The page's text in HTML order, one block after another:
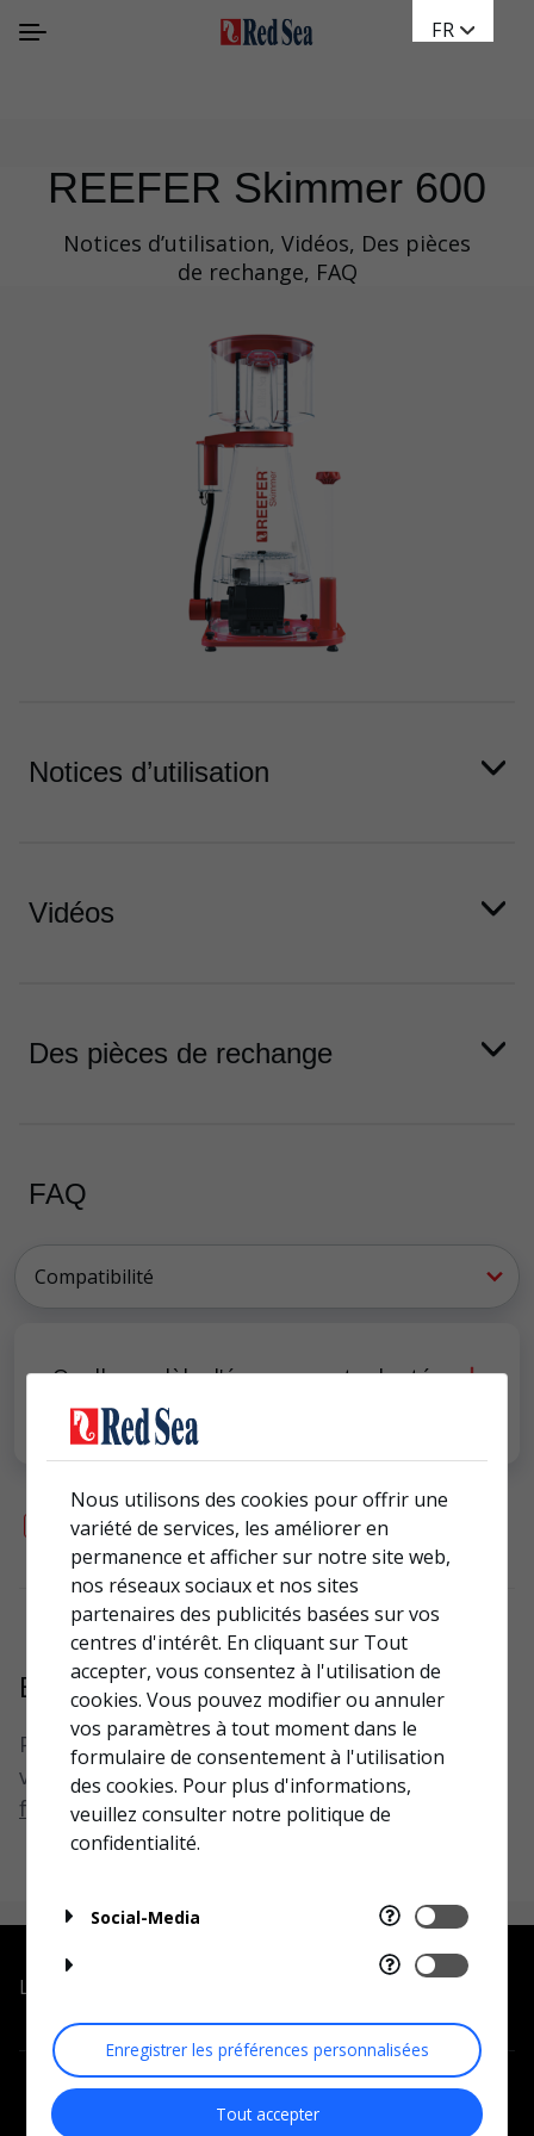
FR
REEFER Skimmer 600
Notices d’utilisation, Vidéos, Des pièces
de rechange, FAQ
Notices d’utilisation
Vidéos
Des pièces de rechange
FAQ
Quelle modèle d'écumeur est adapté
à mon aquarium Red Sea ?
Page produit>
Encore besoin d'aide ?
Pour plus d’assistance sur les produits,
veuillez nous envoyer votre question via notre
formulaire de support technique
Liens rapides
Centre d’Assistance et de Ressources
Centre d’AssistanceCentre d’Assistance et de Ressources
Nous utilisons des cookies pour offrir une
variété de services, les améliorer en
permanence et afficher sur notre site web,
nos réseaux sociaux et nos sites
partenaires des publicités basées sur vos
centres d'intérêt. En cliquant sur Tout
accepter, vous consentez à l'utilisation de
cookies. Vous pouvez modifier ou annuler
vos paramètres à tout moment dans le
formulaire de consentement à l'utilisation
des cookies. Pour plus d'informations,
veuillez consulter notre politique de
confidentialité.
Social-Media
Enregistrer les préférences personnalisées
Tout accepter